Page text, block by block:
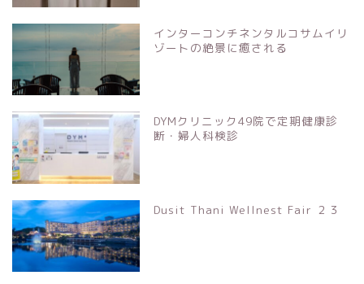
インターコンチネンタルコサムイリ
ゾートの絶景に癒される
DYMクリニック49院で定期健康診
断・婦人科検診
Dusit Thani Wellnest Fair ２３